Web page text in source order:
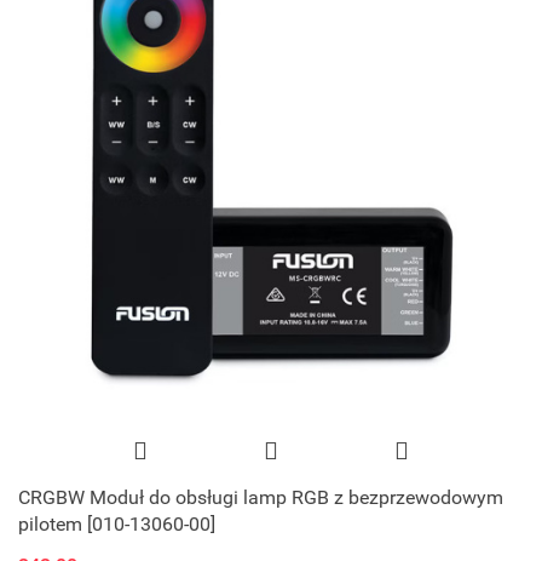
CRGBW Moduł do obsługi lamp RGB z bezprzewodowym
pilotem [010-13060-00]